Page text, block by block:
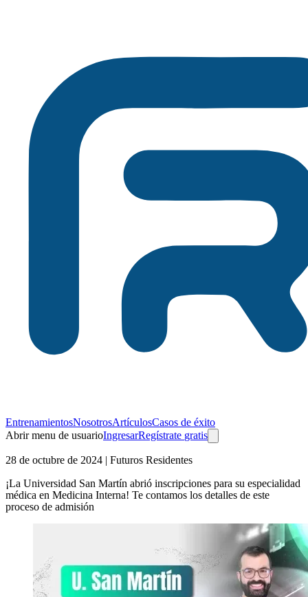
EntrenamientosNosotrosArtículosCasos de éxito
Abrir menu de usuarioIngresarRegístrate gratis
28 de octubre de 2024 | Futuros Residentes
¡La Universidad San Martín abrió inscripciones para su especialidad
médica en Medicina Interna! Te contamos los detalles de este
proceso de admisión